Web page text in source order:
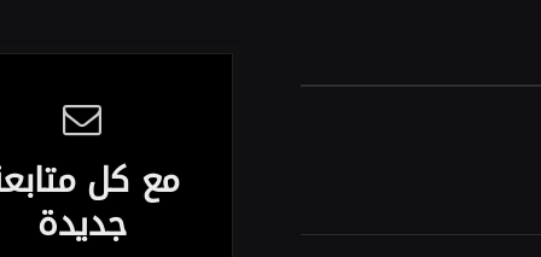
مع كل
جديدة